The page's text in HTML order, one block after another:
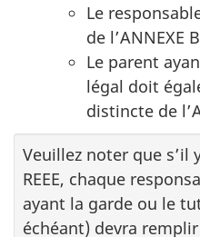
Le
de l’ANNEXE
Le parent
légal doit
distincte de
Veuillez noter que s’il
REEE, chaque
ayant la garde ou le
échéant) devra